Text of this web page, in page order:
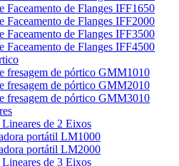
Faceamento de Flanges IFF1650
Faceamento de Flanges IFF2000
Faceamento de Flanges IFF3500
Faceamento de Flanges IFF4500
fresagem de pórtico GMM1010
fresagem de pórtico GMM2010
fresagem de pórtico GMM3010
Lineares de 2 Eixos
portátil LM1000
portátil LM2000
Lineares de 3 Eixos